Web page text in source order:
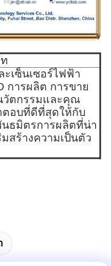
ะเซ็นเซอร์ไฟฟ้า
การผลิต การขาย
วัตกรรมและคุณ
ตอบที่ดีที่สุดให้กับ
นธมิตรการผลิตที่น่า
สร้างความเป็นตัว